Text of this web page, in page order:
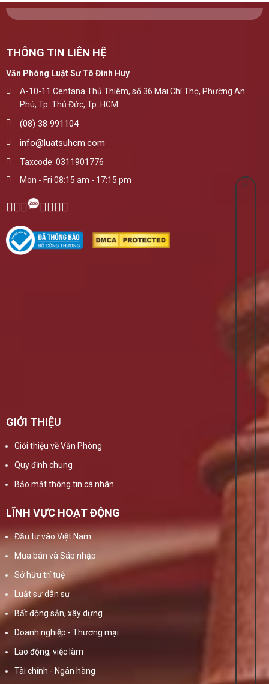
THÔNG TIN LIÊN HỆ
Văn Phòng Luật Sư Tô Đình Huy
A-10-11 Centana Thủ Thiêm, số 36 Mai Chí Thọ, Phường An
Phú, Tp. Thủ Đức, Tp. HCM
(08) 38 991104
info@luatsuhcm.com
Taxcode: 0311901776
Mon - Fri 08:15 am - 17:15 pm
GIỚI THIỆU
Giới thiệu về Văn Phòng
Quy định chung
Bảo mật thông tin cá nhân
LĨNH VỰC HOẠT ĐỘNG
Đầu tư vào Việt Nam
Mua bán và Sáp nhập
Sở hữu trí tuệ
Luật sư dân sự
Bất động sản, xây dựng
Doanh nghiệp - Thương mại
Lao động, việc làm
Tài chính - Ngân hàng